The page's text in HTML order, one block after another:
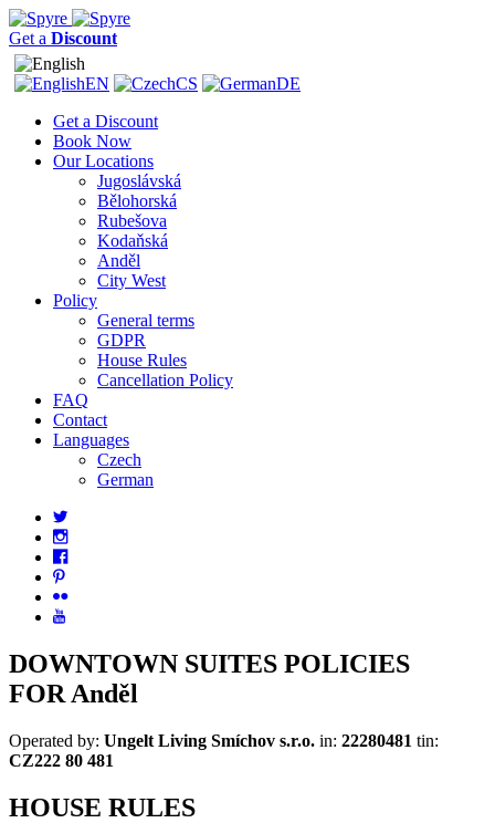
Get a Discount
EN CS
DE
Get a Discount
Book Now
Our Locations
Jugoslávská
Bělohorská
Rubešova
Kodaňská
Anděl
City West
Policy
General terms
GDPR
House Rules
Cancellation Policy
FAQ
Contact
Languages
Czech
German
DOWNTOWN SUITES POLICIES
FOR Anděl
Operated by: Ungelt Living Smíchov s.r.o. in: 22280481 tin:
CZ222 80 481
HOUSE RULES